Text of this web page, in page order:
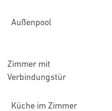
Außenpool
Zimmer mit
Verbindungstür
Küche im Zimmer